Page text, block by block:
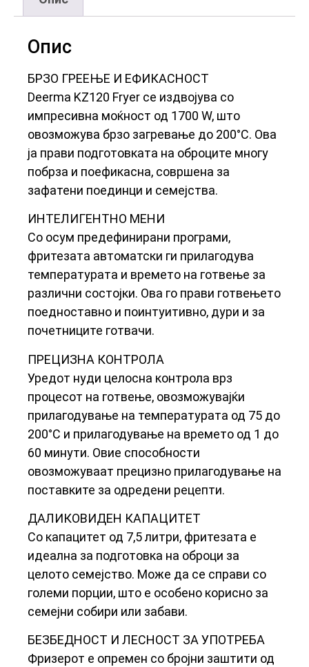
Опис
БРЗО ГРЕЕЊЕ И ЕФИКАСНОСТ
Deerma KZ120 Fryer се издвојува со
импресивна моќност од 1700 W, што
овозможува брзо загревање до 200°C. Ова
ја прави подготовката на оброците многу
побрза и поефикасна, совршена за
зафатени поединци и семејства.
ИНТЕЛИГЕНТНО МЕНИ
Со осум предефинирани програми,
фритезата автоматски ги прилагодува
температурата и времето на готвење за
различни состојки. Ова го прави готвењето
поедноставно и поинтуитивно, дури и за
почетниците готвачи.
ПРЕЦИЗНА КОНТРОЛА
Уредот нуди целосна контрола врз
процесот на готвење, овозможувајќи
прилагодување на температурата од 75 до
200°C и прилагодување на времето од 1 до
60 минути. Овие способности
овозможуваат прецизно прилагодување на
поставките за одредени рецепти.
ДАЛИКОВИДЕН КАПАЦИТЕТ
Со капацитет од 7,5 литри, фритезата е
идеална за подготовка на оброци за
целото семејство. Може да се справи со
големи порции, што е особено корисно за
семејни собири или забави.
БЕЗБЕДНОСТ И ЛЕСНОСТ ЗА УПОТРЕБА
Фризерот е опремен со бројни заштити од